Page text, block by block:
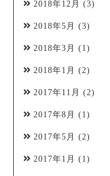
2018年12月 (3)
2018年5月 (3)
2018年3月 (1)
2018年1月 (2)
2017年11月 (2)
2017年8月 (1)
2017年5月 (2)
2017年1月 (1)